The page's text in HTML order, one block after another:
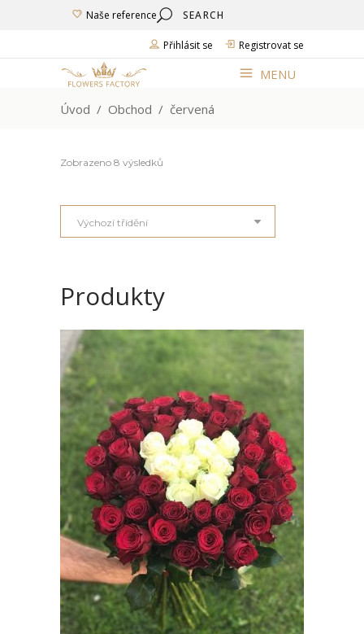
Naše reference Search
Přihlásit se
Registrovat se
MENU
Úvod / Obchod / červená
Zobrazeno 8 výsledků
Výchozí třídění
Produkty